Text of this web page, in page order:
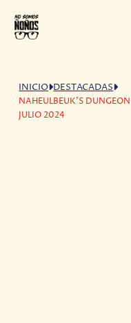
INICIO DESTACADAS
NAHEULBEUK'S
JULIO 2024